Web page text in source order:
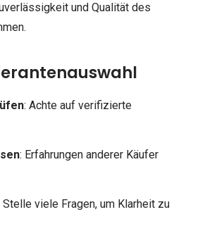
und Qualität des
: Achte auf verifizierte
: Erfahrungen anderer Käufer
Stelle viele Fragen, um Klarheit zu